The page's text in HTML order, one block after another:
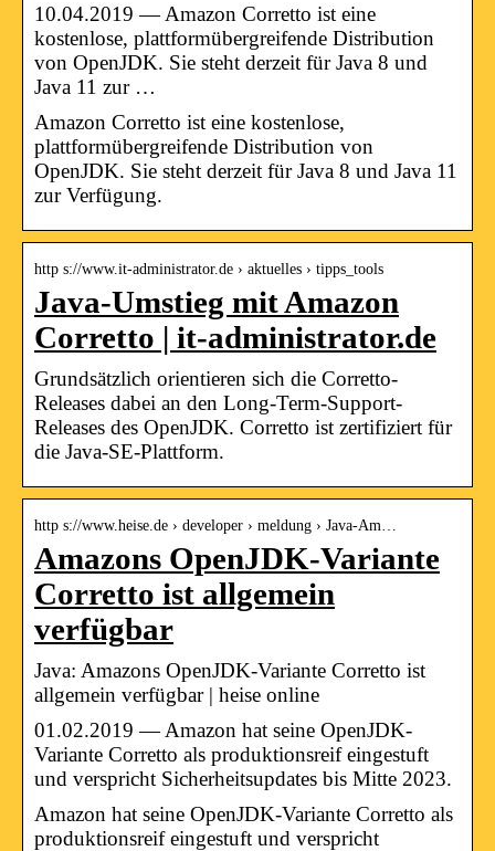
10.04.2019 — Amazon Corretto ist eine
kostenlose, plattformübergreifende Distribution
von OpenJDK. Sie steht derzeit für Java 8 und
Java 11 zur …
Amazon Corretto ist eine kostenlose,
plattformübergreifende Distribution von
OpenJDK. Sie steht derzeit für Java 8 und Java 11
zur Verfügung.
http s://www.it-administrator.de › aktuelles › tipps_tools
Java-Umstieg mit Amazon
Corretto | it-administrator.de
Grundsätzlich orientieren sich die Corretto-
Releases dabei an den Long-Term-Support-
Releases des OpenJDK. Corretto ist zertifiziert für
die Java-SE-Plattform.
http s://www.heise.de › developer › meldung › Java-Am…
Amazons OpenJDK-Variante
Corretto ist allgemein
verfügbar
Java: Amazons OpenJDK-Variante Corretto ist
allgemein verfügbar | heise online
01.02.2019 — Amazon hat seine OpenJDK-
Variante Corretto als produktionsreif eingestuft
und verspricht Sicherheitsupdates bis Mitte 2023.
Amazon hat seine OpenJDK-Variante Corretto als
produktionsreif eingestuft und verspricht